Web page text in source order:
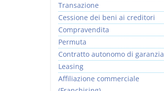
Transazione
Cessione dei beni ai creditori
Compravendita
Permuta
Contratto autonomo di garanzia
Leasing
Affiliazione commerciale